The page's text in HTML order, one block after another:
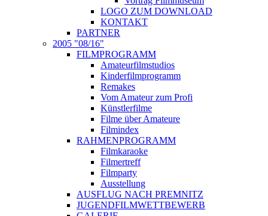
LOGO ZUM DOWNLOAD
KONTAKT
PARTNER
2005 "08/16"
FILMPROGRAMM
Amateurfilmstudios
Kinderfilmprogramm
Remakes
Vom Amateur zum Profi
Künstlerfilme
Filme über Amateure
Filmindex
RAHMENPROGRAMM
Filmkaraoke
Filmertreff
Filmparty
Ausstellung
AUSFLUG NACH PREMNITZ
JUGENDFILMWETTBEWERB